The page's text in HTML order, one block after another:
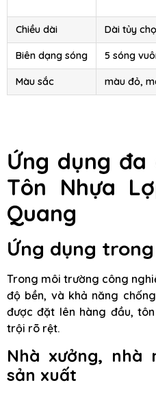
Chiều dài Dài tủy
Biên dạng sóng 5 sóng
Màu sắc màu đỏ,
Ứng dụng đa
Tôn Nhựa
Quang
Ứng dụng
Trong môi trường công
độ bền, và khả năng
được đặt lên hàng đầu,
trội rõ rệt.
Nhà xưởng, nhà
sản xuất